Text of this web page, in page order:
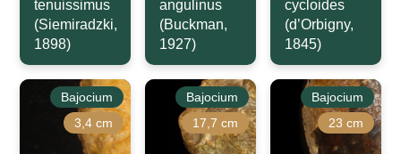
tenuissimus
(Siemiradzki,
1898)
angulinus
(Buckman,
1927)
cycloides
(d’Orbigny,
1845)
Bajocium
3,4 cm
Bajocium
17,7 cm
Bajocium
23 cm